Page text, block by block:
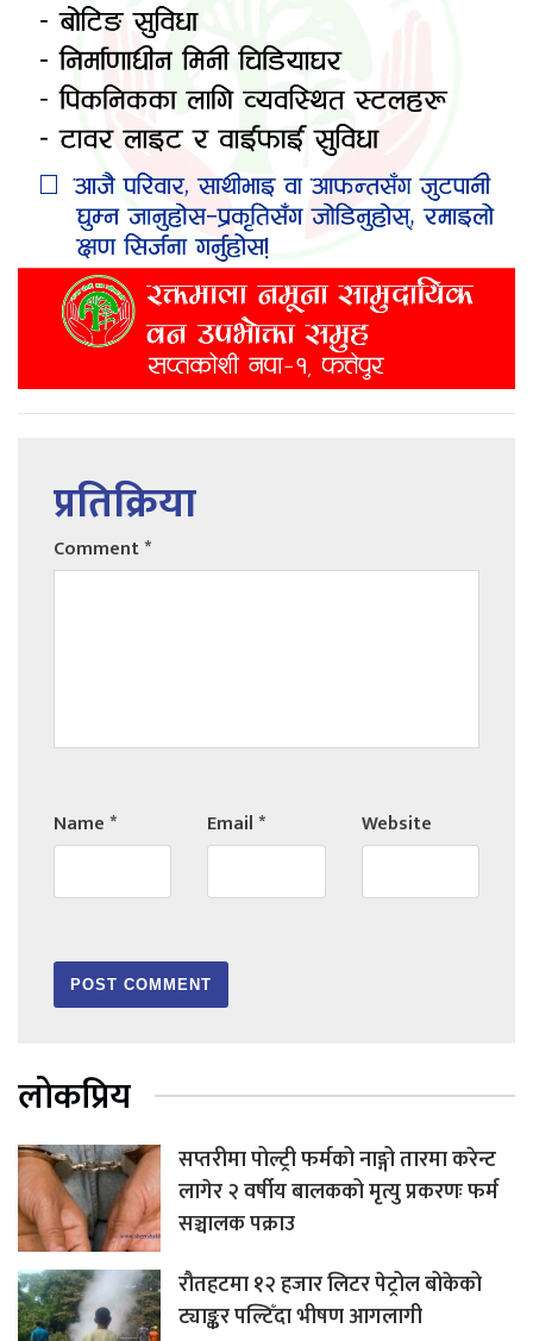
प्रतिक्रिया
Comment*
Name* Email* Website
लोकप्रिय
सप्तरीमा पोल्ट्री फर्मको नाङ्गो तारमा करेन्ट
लागेर २ वर्षीय बालकको मृत्यु प्रकरणः फर्म
सञ्चालक पक्राउ
रौतहटमा १२ हजार लिटर पेट्रोल बोकेको
ट्याङ्कर पल्टिँदा भीषण आगलागी